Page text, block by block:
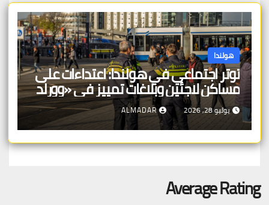
هولندا
توتر اجتماعي في هولندا: اعتداءات على
مساكن لاجئين وبلاغات تمييز في «وورلد
برايد»
يوليو 28, 2026 ALMADAR
Average Rating